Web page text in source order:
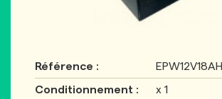
Référence : EPW12V18AH
Conditionnement : x 1